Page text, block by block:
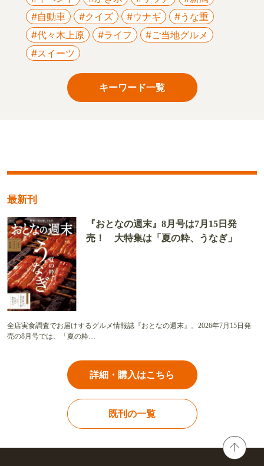
#自動車
#クイズ #ウナギ
#うな重
#代々木上原
#ライフ
#ご当地グルメ
#スイーツ
キーワード一覧
最新刊
『おとなの週末』8月号は7月15日発
売！ 大特集は「夏の粋、うなぎ」
全店実食調査でお届けするグルメ情報誌『おとなの週末』。2026年7月15日発
売の8月号では、「夏の粋…
詳細・購入はこちら
既刊の一覧